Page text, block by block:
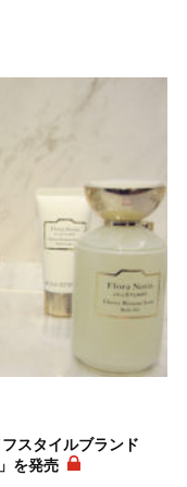
スタイルブランド
を発売